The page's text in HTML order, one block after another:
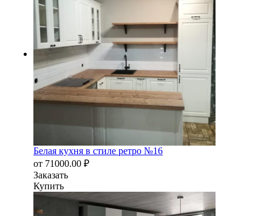
Белая кухня в стиле ретро №16
от 71000.00 ₽
Заказать
Купить